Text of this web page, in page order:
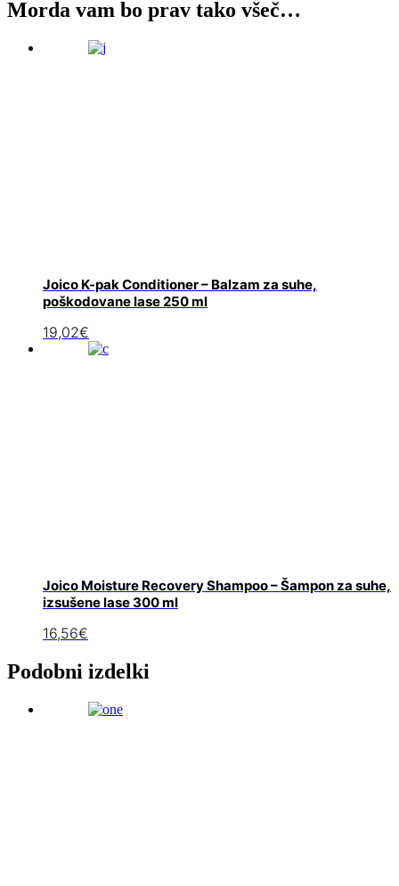
Morda vam bo prav tako všeč…
Joico K-pak Conditioner – Balzam za suhe,
poškodovane lase 250 ml
19,02€
Joico Moisture Recovery Shampoo – Šampon za suhe,
izsušene lase 300 ml
16,56€
Podobni izdelki